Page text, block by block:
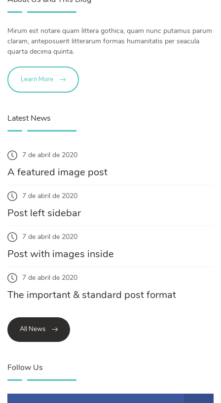
Mirum est notare quam littera gothica, quam nunc putamus parum
claram, anteposuerit litterarum formas humanitatis per seacula
quarta decima quinta.
Learn More
Latest News
7 de abril de 2020
A featured image post
7 de abril de 2020
Post left sidebar
7 de abril de 2020
Post with images inside
7 de abril de 2020
The important & standard post format
All News
Follow Us